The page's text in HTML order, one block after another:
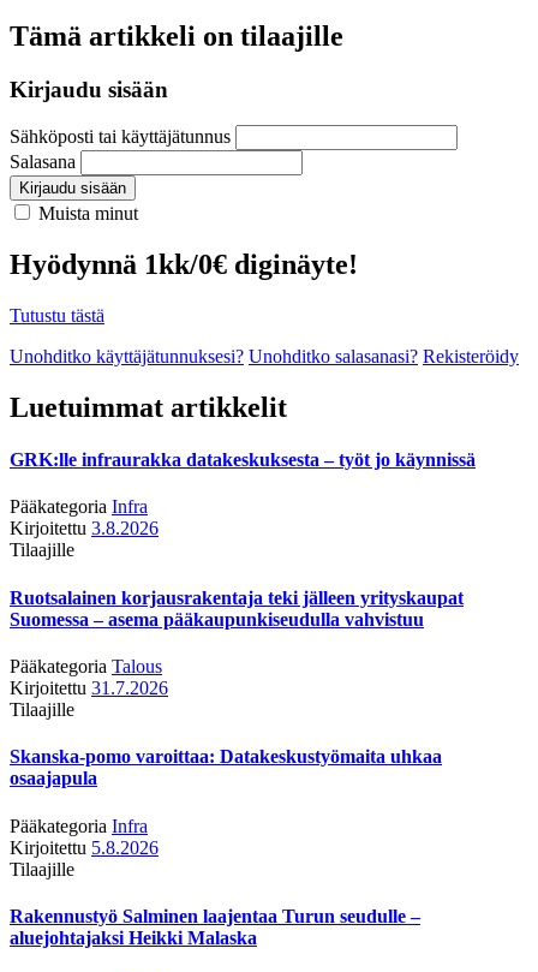
Tämä artikkeli on tilaajille
Kirjaudu sisään
Sähköposti tai käyttäjätunnus
Salasana
Kirjaudu sisään
Muista minut
Hyödynnä 1kk/0€ diginäyte!
Tutustu tästä
Unohditko käyttäjätunnuksesi? Unohditko salasanasi? Rekisteröidy
Luetuimmat artikkelit
GRK:lle infraurakka datakeskuksesta – työt jo käynnissä
Pääkategoria Infra
Kirjoitettu 3.8.2026
Tilaajille
Ruotsalainen korjausrakentaja teki jälleen yrityskaupat
Suomessa – asema pääkaupunkiseudulla vahvistuu
Pääkategoria Talous
Kirjoitettu 31.7.2026
Tilaajille
Skanska-pomo varoittaa: Datakeskustyömaita uhkaa
osaajapula
Pääkategoria Infra
Kirjoitettu 5.8.2026
Tilaajille
Rakennustyö Salminen laajentaa Turun seudulle –
aluejohtajaksi Heikki Malaska